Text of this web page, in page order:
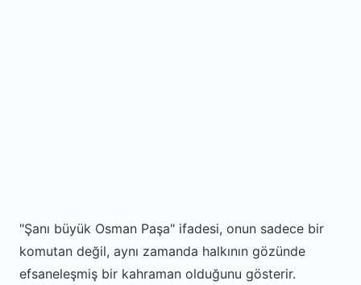
"Şanı büyük Osman Paşa" ifadesi, onun sadece bir
komutan değil, aynı zamanda halkının gözünde
efsaneleşmiş bir kahraman olduğunu gösterir.